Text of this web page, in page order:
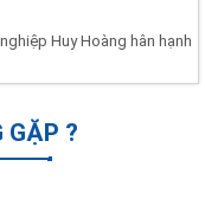
Huy Hoàng hân hạnh
GẶP ?